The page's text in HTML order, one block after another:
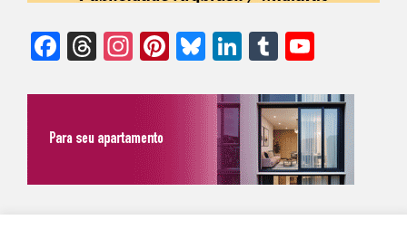
Facebook
Threads
Instagram
Pinterest
Bluesky
LinkedIn
Tumblr